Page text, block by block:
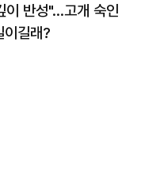
이 반성"…고개 숙인
이길래?